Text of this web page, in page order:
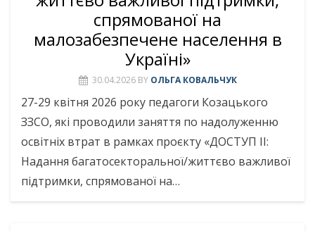
спрямованої на
малозабезпечене населення в
Україні»
30.04.2026 BY ОЛЬГА КОВАЛЬЧУК
27-29 квітня 2026 року педагоги Козацького
ЗЗСО, які проводили заняття по надолуженню
освітніх втрат в рамках проєкту «ДОСТУП ІІ:
Надання багатосекторальної/життєво важливої
підтримки, спрямованої на…